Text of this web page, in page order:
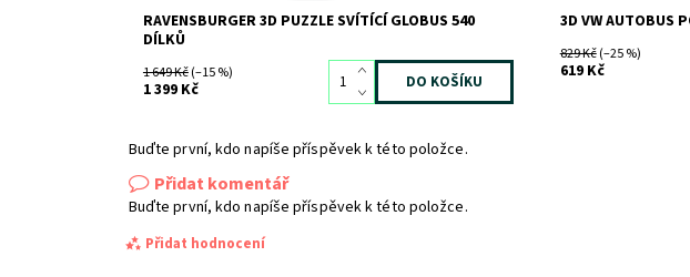
RAVENSBURGER 3D PUZZLE SVÍTÍCÍ GLOBUS 540
DÍLKŮ
1 649 Kč(–15 %)
1 399 Kč
3D VW AUTOBUS
829 Kč(–25 %)
619 Kč
Buďte první, kdo napíše příspěvek k této položce.
Přidat komentář
Buďte první, kdo napíše příspěvek k této položce.
Přidat hodnocení